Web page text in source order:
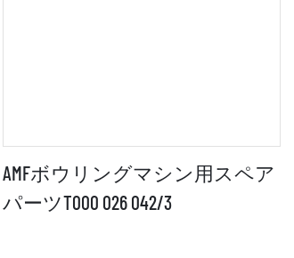
AMFボウリングマシン用スペア
パーツT000 026 042/3